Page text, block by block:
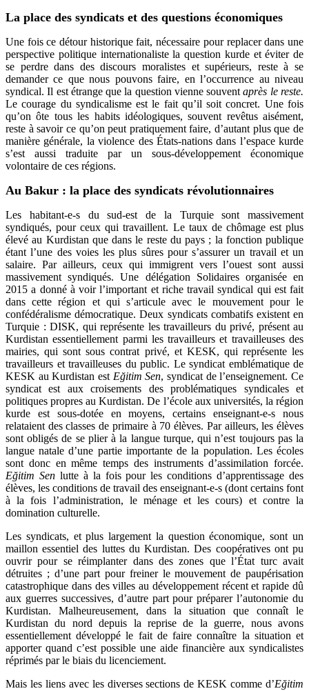
La place des syndicats et des questions économiques
Une fois ce détour historique fait, nécessaire pour replacer dans une
perspective politique internationaliste la question kurde et éviter de
se perdre dans des discours moralistes et supérieurs, reste à se
demander ce que nous pouvons faire, en l’occurrence au niveau
syndical. Il est étrange que la question vienne souvent après le reste.
Le courage du syndicalisme est le fait qu’il soit concret. Une fois
qu’on ôte tous les habits idéologiques, souvent revêtus aisément,
reste à savoir ce qu’on peut pratiquement faire, d’autant plus que de
manière générale, la violence des États-nations dans l’espace kurde
s’est aussi traduite par un sous-développement économique
volontaire de ces régions.
Au Bakur : la place des syndicats révolutionnaires
Les habitant-e-s du sud-est de la Turquie sont massivement
syndiqués, pour ceux qui travaillent. Le taux de chômage est plus
élevé au Kurdistan que dans le reste du pays ; la fonction publique
étant l’une des voies les plus sûres pour s’assurer un travail et un
salaire. Par ailleurs, ceux qui immigrent vers l’ouest sont aussi
massivement syndiqués. Une délégation Solidaires organisée en
2015 a donné à voir l’important et riche travail syndical qui est fait
dans cette région et qui s’articule avec le mouvement pour le
confédéralisme démocratique. Deux syndicats combatifs existent en
Turquie : DISK, qui représente les travailleurs du privé, présent au
Kurdistan essentiellement parmi les travailleurs et travailleuses des
mairies, qui sont sous contrat privé, et KESK, qui représente les
travailleurs et travailleuses du public. Le syndicat emblématique de
KESK au Kurdistan est Eğitim Sen, syndicat de l’enseignement. Ce
syndicat est aux croisements des problématiques syndicales et
politiques propres au Kurdistan. De l’école aux universités, la région
kurde est sous-dotée en moyens, certains enseignant-e-s nous
relataient des classes de primaire à 70 élèves. Par ailleurs, les élèves
sont obligés de se plier à la langue turque, qui n’est toujours pas la
langue natale d’une partie importante de la population. Les écoles
sont donc en même temps des instruments d’assimilation forcée.
Eğitim Senlutte à la fois pour les conditions d’apprentissage des
élèves, les conditions de travail des enseignant-e-s (dont certains font
à la fois l’administration, le ménage et les cours) et contre la
domination culturelle.
Les syndicats, et plus largement la question économique, sont un
maillon essentiel des luttes du Kurdistan. Des coopératives ont pu
ouvrir pour se réimplanter dans des zones que l’État turc avait
détruites ; d’une part pour freiner le mouvement de paupérisation
catastrophique dans des villes au développement récent et rapide dû
aux guerres successives, d’autre part pour préparer l’autonomie du
Kurdistan. Malheureusement, dans la situation que connaît le
Kurdistan du nord depuis la reprise de la guerre, nous avons
essentiellement développé le fait de faire connaître la situation et
apporter quand c’est possible une aide financière aux syndicalistes
réprimés par le biais du licenciement.
Mais les liens avec les diverses sections de KESK comme d’Eğitim